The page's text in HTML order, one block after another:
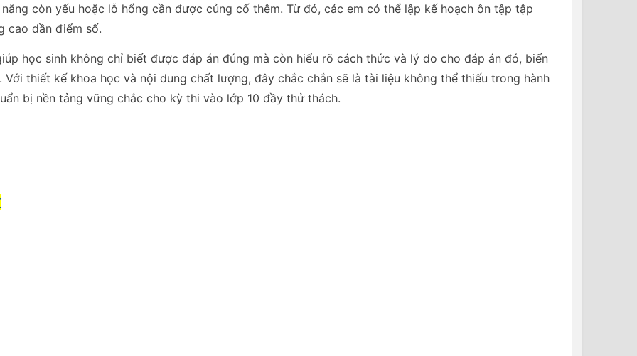
còn yếu hoặc lỗ hổng cần được củng cố thêm. Từ đó, các em có thể lập kế hoạch ôn tập tập
cao dần điểm số.
học sinh không chỉ biết được đáp án đúng mà còn hiểu rõ cách thức và lý do cho đáp án đó, biến
thiết kế khoa học và nội dung chất lượng, đây chắc chắn sẽ là tài liệu không thể thiếu trong hành
bị nền tảng vững chắc cho kỳ thi vào lớp 10 đầy thử thách.